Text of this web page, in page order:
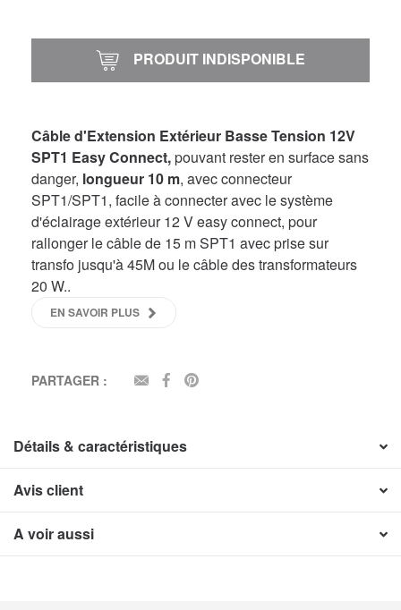
PRODUIT INDISPONIBLE
Câble d'Extension Extérieur Basse Tension 12V
SPT1 Easy Connect,pouvant rester en surface sans
danger, longueur 10 m, avec connecteur
SPT1/SPT1, facile à connecter avec le système
d'éclairage extérieur 12 V easy connect, pour
rallonger le câble de 15 m SPT1 avec prise sur
transfo jusqu'à 45M ou le câble des transformateurs
20 W..
EN SAVOIR PLUS
PARTAGER : EMAILFACEBOOK
Détails & caractéristiques
Avis client
A voir aussi